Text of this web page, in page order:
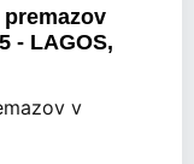
- LAGOS,
v